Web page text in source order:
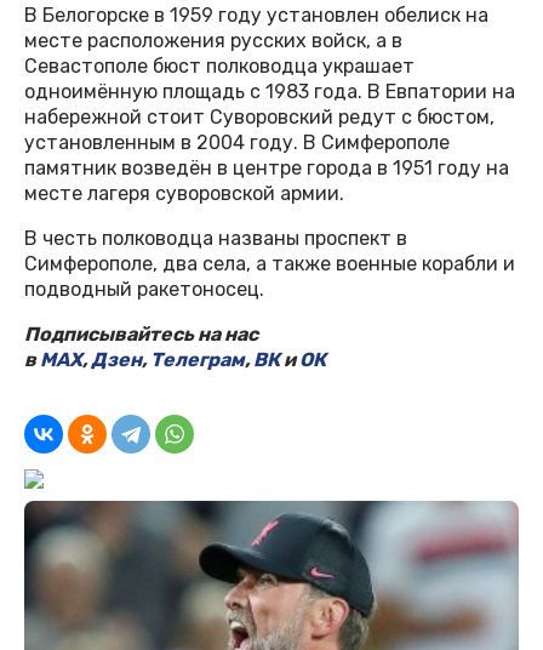
В Белогорске в 1959 году установлен обелиск на
месте расположения русских войск, а в
Севастополе бюст полководца украшает
одноимённую площадь с 1983 года. В Евпатории на
набережной стоит Суворовский редут с бюстом,
установленным в 2004 году. В Симферополе
памятник возведён в центре города в 1951 году на
месте лагеря суворовской армии.
В честь полководца названы проспект в
Симферополе, два села, а также военные корабли и
подводный ракетоносец.
Подписывайтесь на нас
вMAX,Дзен, Телеграм,ВКиОК